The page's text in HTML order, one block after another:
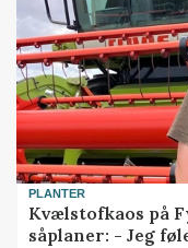
PLANTER
Kvælstofkaos på
såplaner: - Jeg